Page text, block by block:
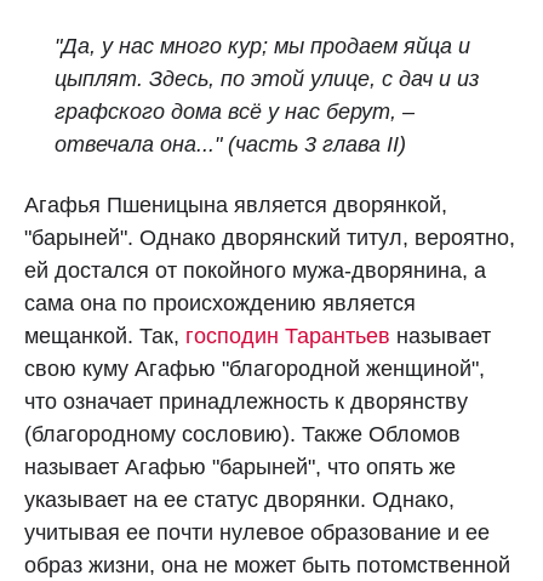
"Да, у нас много кур; мы продаем яйца и
цыплят. Здесь, по этой улице, с дач и из
графского дома всё у нас берут, –
отвечала она..." (часть 3 глава II)
Агафья Пшеницына является дворянкой,
"барыней". Однако дворянский титул, вероятно,
ей достался от покойного мужа-дворянина, а
сама она по происхождению является
мещанкой. Так, господин Тарантьев называет
свою куму Агафью "благородной женщиной",
что означает принадлежность к дворянству
(благородному сословию). Также Обломов
называет Агафью "барыней", что опять же
указывает на ее статус дворянки. Однако,
учитывая ее почти нулевое образование и ее
образ жизни, она не может быть потомственной